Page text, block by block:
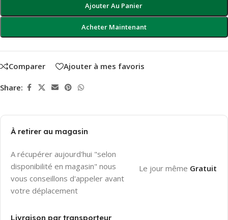
Ajouter Au Panier
Acheter Maintenant
Comparer Ajouter à mes favoris
Share:
À retirer au magasin
A récupérer aujourd'hui "selon
disponibilité en magasin" nous
vous conseillons d'appeler avant
votre déplacement
Le jour même Gratuit
Livraison par transporteur